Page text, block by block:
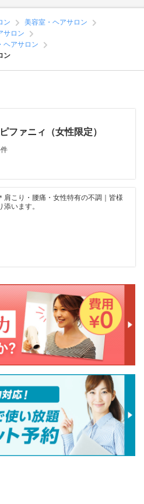
ン
美容室・ヘアサロン
サロン
ヘアサロン
ン
ァニィ（女性限定）
肩こり・腰痛・女性特有の不調｜皆様
います。